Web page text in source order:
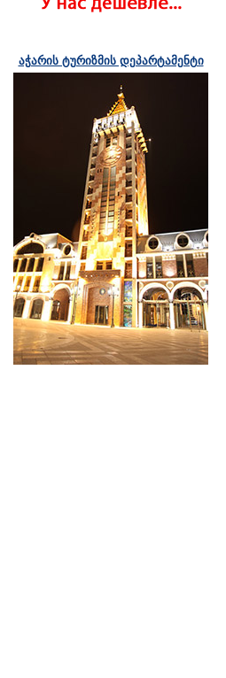
აჭარის ტურიზმის დეპარტამენტი